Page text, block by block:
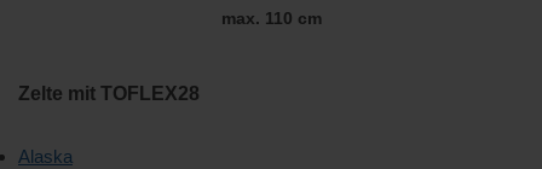
max. 110 cm
Zelte mit TOFLEX28
Alaska